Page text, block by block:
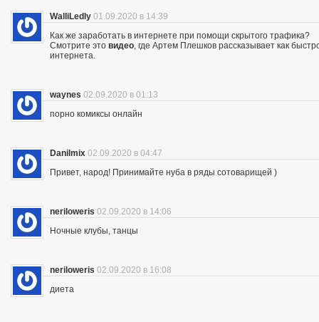
WalliLedly 01.09.2020 в 14:39
Как же заработать в интернете при помощи скрытого трафика?
Смотрите это видео, где Артем Плешков рассказывает как
интернета.
waynes 02.09.2020 в 01:13
порно комиксы онлайн
Danilmix 02.09.2020 в 04:47
Привет, народ! Принимайте нуба в ряды сотоварищей )
neriloweris 02.09.2020 в 14:06
Ночные клубы, танцы
neriloweris 02.09.2020 в 16:08
диета